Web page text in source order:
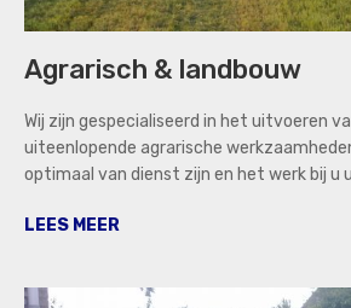
Agrarisch & landbouw
Wij zijn gespecialiseerd in het uitvoeren
uiteenlopende agrarische
optimaal van dienst zijn en het werk bij u
LEES MEER